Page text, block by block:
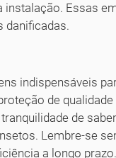
Essas
danificadas.
indispensáveis
de
de
Lembre-se
a longo prazo.